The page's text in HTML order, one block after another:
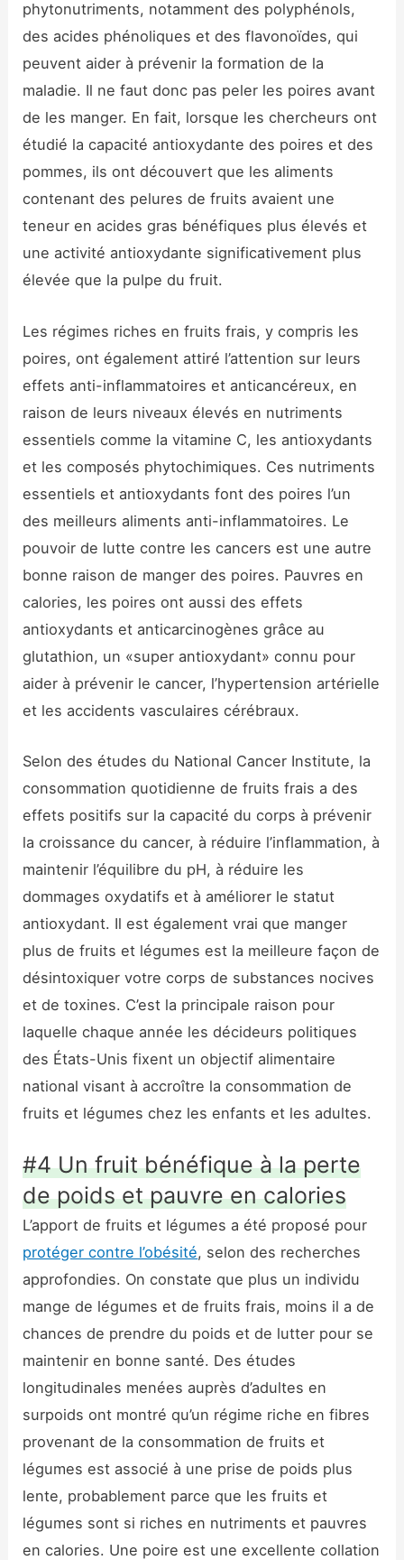
phytonutriments, notamment des polyphénols,
des acides phénoliques et des flavonoïdes, qui
peuvent aider à prévenir la formation de la
maladie. Il ne faut donc pas peler les poires avant
de les manger. En fait, lorsque les chercheurs ont
étudié la capacité antioxydante des poires et des
pommes, ils ont découvert que les aliments
contenant des pelures de fruits avaient une
teneur en acides gras bénéfiques plus élevés et
une activité antioxydante significativement plus
élevée que la pulpe du fruit.
Les régimes riches en fruits frais, y compris les
poires, ont également attiré l’attention sur leurs
effets anti-inflammatoires et anticancéreux, en
raison de leurs niveaux élevés en nutriments
essentiels comme la vitamine C, les antioxydants
et les composés phytochimiques. Ces nutriments
essentiels et antioxydants font des poires l’un
des meilleurs aliments anti-inflammatoires. Le
pouvoir de lutte contre les cancers est une autre
bonne raison de manger des poires. Pauvres en
calories, les poires ont aussi des effets
antioxydants et anticarcinogènes grâce au
glutathion, un «super antioxydant» connu pour
aider à prévenir le cancer, l’hypertension artérielle
et les accidents vasculaires cérébraux.
Selon des études du National Cancer Institute, la
consommation quotidienne de fruits frais a des
effets positifs sur la capacité du corps à prévenir
la croissance du cancer, à réduire l’inflammation, à
maintenir l’équilibre du pH, à réduire les
dommages oxydatifs et à améliorer le statut
antioxydant. Il est également vrai que manger
plus de fruits et légumes est la meilleure façon de
désintoxiquer votre corps de substances nocives
et de toxines. C’est la principale raison pour
laquelle chaque année les décideurs politiques
des États-Unis fixent un objectif alimentaire
national visant à accroître la consommation de
fruits et légumes chez les enfants et les adultes.
#4 Un fruit bénéfique à la perte
de poids et pauvre en calories
L’apport de fruits et légumes a été proposé pour
protéger contre l’obésité, selon des recherches
approfondies. On constate que plus un individu
mange de légumes et de fruits frais, moins il a de
chances de prendre du poids et de lutter pour se
maintenir en bonne santé. Des études
longitudinales menées auprès d’adultes en
surpoids ont montré qu’un régime riche en fibres
provenant de la consommation de fruits et
légumes est associé à une prise de poids plus
lente, probablement parce que les fruits et
légumes sont si riches en nutriments et pauvres
en calories. Une poire est une excellente collation